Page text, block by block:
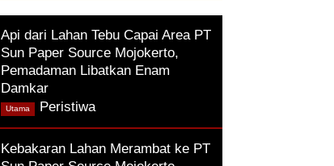
Api dari Lahan Tebu Capai Area PT
Sun Paper Source Mojokerto,
Pemadaman Libatkan Enam
Damkar
Peristiwa,
Utama
Kebakaran Lahan Merambat ke PT